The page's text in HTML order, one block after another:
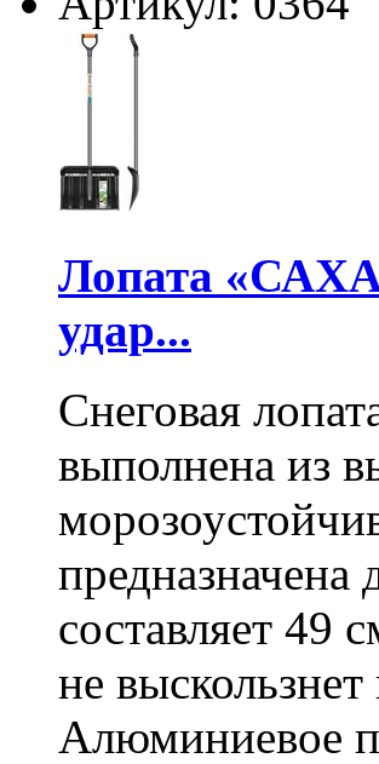
Лопата
удар...
Снеговая
выполнена из
составляет 49
не
Алюминиевое